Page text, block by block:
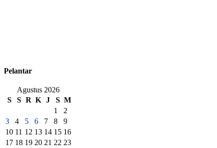
Pelantar
Agustus 2026
S
S R K J S M
1
2
3
4 5 6 7 8
9
10 11 12 13 14 15 16
17 18 19 20 21 22 23